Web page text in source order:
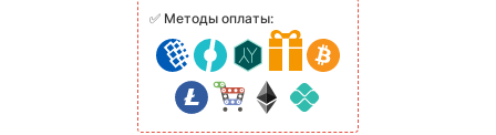
✅ Методы оплаты: